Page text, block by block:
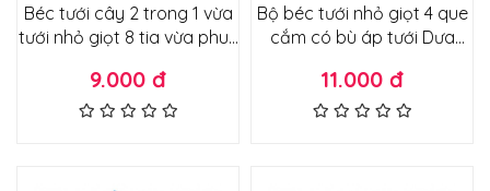
Béc tưới cây 2 trong 1 vừa
tưới nhỏ giọt 8 tia vừa phun
lưu lượng
9.000 đ
Bộ béc tưới nhỏ giọt 4 que
cắm có bù áp tưới Dưa
11.000 đ